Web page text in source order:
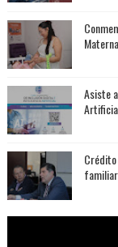
Asiste